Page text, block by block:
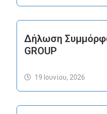
Δήλωση
GROUP
19 Ιουνίου, 2026